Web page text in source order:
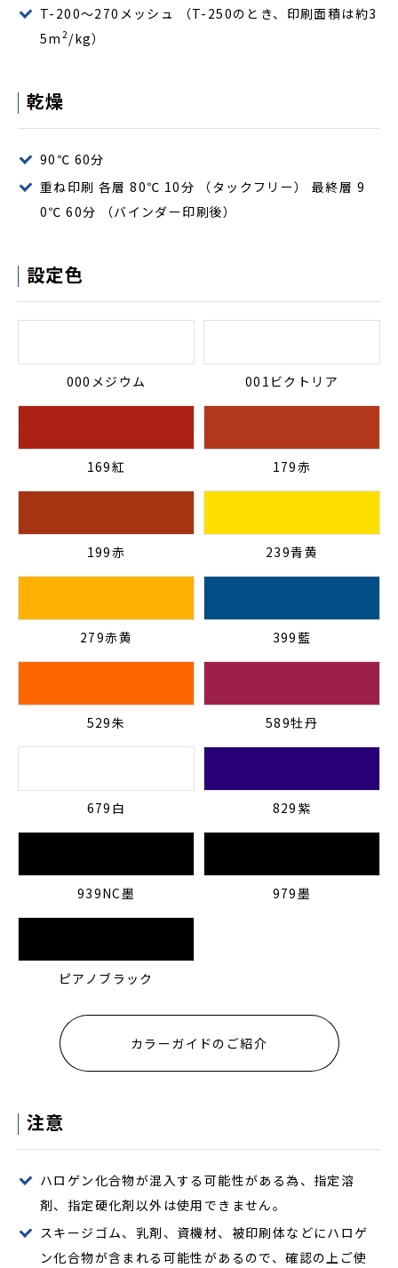
T-200～270メッシュ （T-250のとき、印刷面積は約3
5m 2/kg）
乾燥
90℃ 60分
重ね印刷 各層 80℃ 10分 （タックフリー） 最終層 9
0℃ 60分 （バインダー印刷後）
設定色
000メジウム 001ビクトリア
169紅 179赤
199赤 239青黄
279赤黄 399藍
529朱 589牡丹
679白 829紫
939NC墨 979墨
ピアノブラック
カラーガイドのご紹介
注意
ハロゲン化合物が混入する可能性がある為、指定溶
剤、指定硬化剤以外は使用できません。
スキージゴム、乳剤、資機材、被印刷体などにハロゲ
ン化合物が含まれる可能性があるので、確認の上ご使